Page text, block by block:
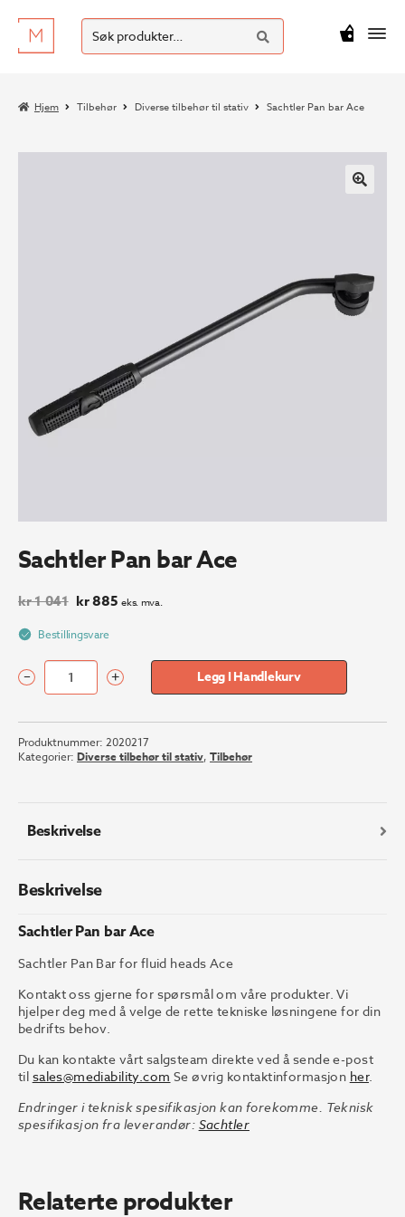
Hopp
til
Hopp
til
Søk
etter:
SØK
kr0
Hjem Tilbehør Diverse tilbehør til stativ Sachtler Pan bar Ace
Sachtler Pan bar Ace
kr1 041 Opprinnelig
var:
041.
kr885Nåværende
eks. mva.
Bestillingsvare
Sachtler
bar
Ace
antall
– + Legg I Handlekurv
Produktnummer: 2020217
Kategorier: Diverse tilbehør til stativ, Tilbehør
Beskrivelse
Beskrivelse
Sachtler Pan bar Ace
Sachtler Pan Bar for fluid heads Ace
Kontakt oss gjerne for spørsmål om våre produkter. Vi
hjelper deg med å velge de rette tekniske løsningene for din
bedrifts behov.
Du kan kontakte vårt salgsteam direkte ved å sende e-post
til sales@mediability.com Se øvrig kontaktinformasjon her.
Endringer i teknisk spesifikasjon kan forekomme. Teknisk
spesifikasjon fra leverandør: Sachtler
Relaterte produkter